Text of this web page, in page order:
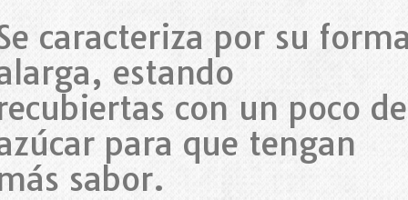
caracteriza por su
estando
con un poco de
para que tengan
sabor.